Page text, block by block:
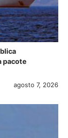
pacote
agosto 7, 2026